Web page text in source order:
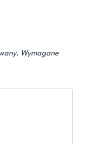
Wymagane